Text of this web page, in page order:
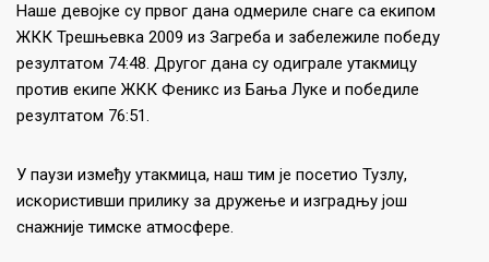
Наше девојке су првог дана одмериле снаге са екипом
ЖКК Трешњевка 2009 из Загреба и забележиле победу
резултатом 74:48. Другог дана су одиграле утакмицу
против екипе ЖКК Феникс из Бања Луке и победиле
резултатом 76:51.
У паузи између утакмица, наш тим је посетио Тузлу,
искористивши прилику за дружење и изградњу још
снажније тимске атмосфере.